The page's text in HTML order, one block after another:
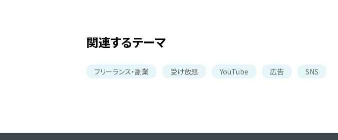
関連するテーマ
フリーランス・副業 受け放題 YouTube 広告 SNS